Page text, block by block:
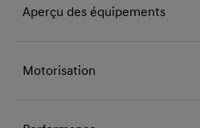
Aperçu des équipements
Motorisation